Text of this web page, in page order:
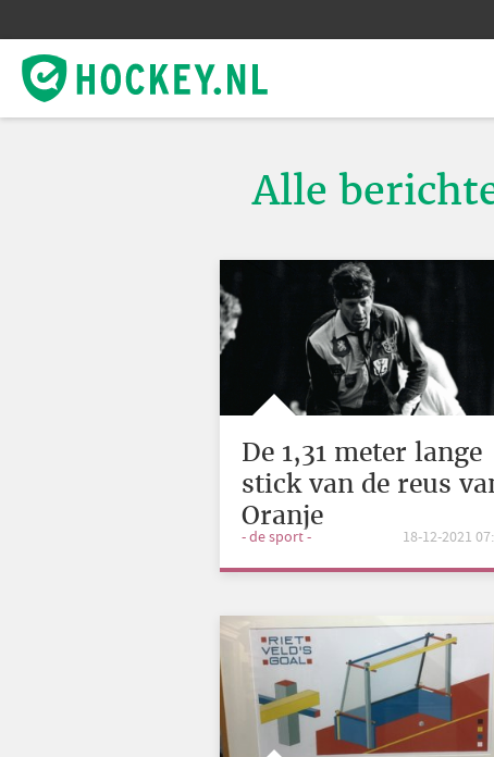
Alle
De 1,31 meter lange
stick van de reus
Oranje
- de sport - 18-12-2021